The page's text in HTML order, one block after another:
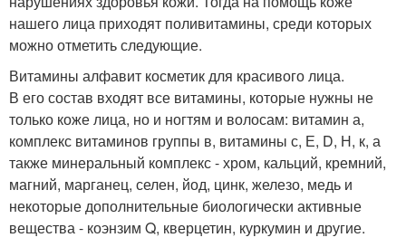
нашего лица приходят поливитамины, среди которых
можно отметить следующие.
Витамины алфавит косметик для красивого лица.
В его состав входят все витамины, которые нужны не
только коже лица, но и ногтям и волосам: витамин а,
комплекс витаминов группы в, витамины с, Е, D, Н, к, а
также минеральный комплекс - хром, кальций, кремний,
магний, марганец, селен, йод, цинк, железо, медь и
некоторые дополнительные биологически активные
вещества - коэнзим Q, кверцетин, куркумин и другие.